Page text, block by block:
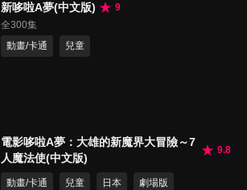
新哆啦A夢(中文版)
9
全300集
動畫/卡通
兒童
電影哆啦A夢：大雄的新魔界大冒險～7
人魔法使(中文版)
9.8
動畫/卡通 兒童 日本 劇場版